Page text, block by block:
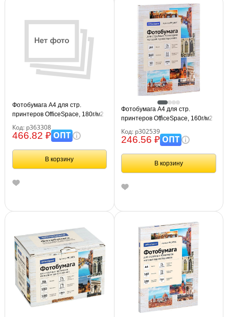
Фотобумага А4 для стр.
принтеров OfficeSpace, 180г/м2
Код: р363308
466.82 ₽ОПТ
В корзину
Фотобумага А4 для стр.
принтеров OfficeSpace, 160г/м2
Код: р302539
246.56 ₽ОПТ
В корзину